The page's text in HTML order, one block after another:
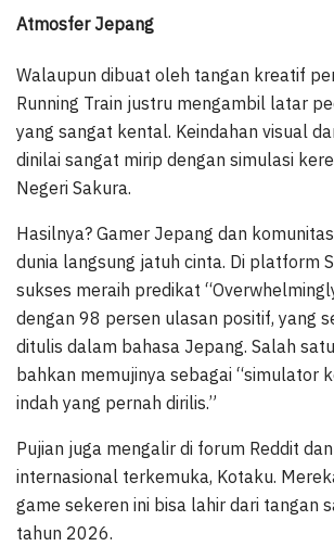
Atmosfer Jepang
Walaupun dibuat oleh tangan kreatif
Running Train justru mengambil latar
yang sangat kental. Keindahan visual
dinilai sangat mirip dengan simulasi
Negeri Sakura.
Hasilnya? Gamer Jepang dan
dunia langsung jatuh cinta. Di platform
sukses meraih predikat
dengan 98 persen ulasan positif, yang
ditulis dalam bahasa Jepang. Salah
bahkan memujinya sebagai “simulator
indah yang pernah dirilis.”
Pujian juga mengalir di forum Reddit
internasional terkemuka, Kotaku.
game sekeren ini bisa lahir dari tangan
tahun 2026.